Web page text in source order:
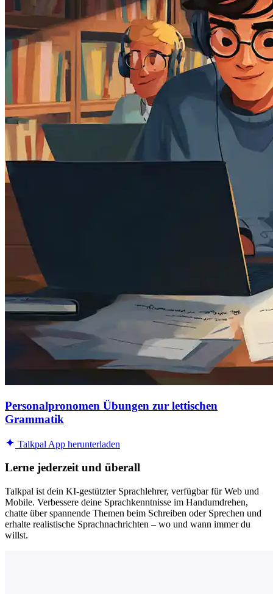
Personalpronomen Übungen zur lettischen
Grammatik
Talkpal App herunterladen
Lerne jederzeit und überall
Talkpal ist dein KI-gestützter Sprachlehrer, verfügbar für Web und
Mobile. Verbessere deine Sprachkenntnisse im Handumdrehen,
chatte über spannende Themen beim Schreiben oder Sprechen und
erhalte realistische Sprachnachrichten – wo und wann immer du
willst.